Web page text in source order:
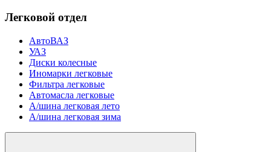
Легковой отдел
АвтоВАЗ
УАЗ
Диски колесные
Иномарки легковые
Фильтра легковые
Автомасла легковые
А/шина легковая лето
А/шина легковая зима